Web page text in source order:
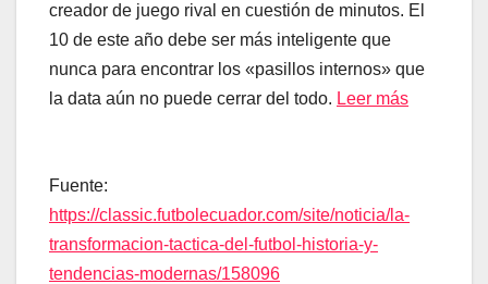
creador de juego rival en cuestión de minutos. El
10 de este año debe ser más inteligente que
nunca para encontrar los «pasillos internos» que
la data aún no puede cerrar del todo. Leer más
Fuente:
https://classic.futbolecuador.com/site/noticia/la-
transformacion-tactica-del-futbol-historia-y-
tendencias-modernas/158096